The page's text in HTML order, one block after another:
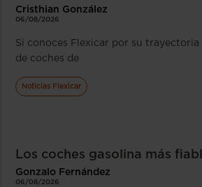
Cristhian González
06/08/2026
Si conoces Flexicar por su
de coches de
Noticias Flexicar
Los coches gasolina más
Gonzalo Fernández
06/08/2026